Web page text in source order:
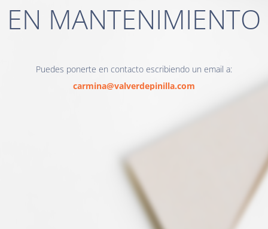
EN MANTENIMIENTO
Puedes ponerte en contacto escribiendo un email a:
carmina@valverdepinilla.com